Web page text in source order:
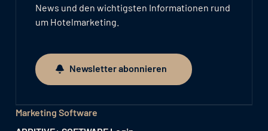
News und den wichtigsten Informationen rund
um Hotelmarketing.
Newsletter abonnieren
Newsletter abonnieren
Marketing Software